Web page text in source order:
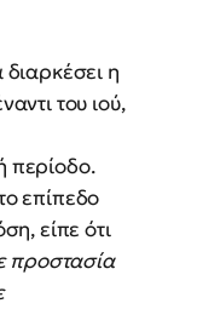
η
του ιού,
περίοδο.
επίπεδο
είπε ότι
προστασία